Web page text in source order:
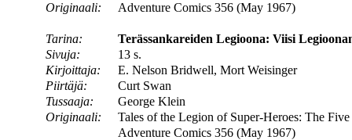
Originaali:
Adventure Comics 356 (May 1967)
Tarina:
Terässankareiden Legioona: Viisi
Sivuja:
13 s.
Kirjoittaja:
E. Nelson Bridwell, Mort Weisinger
Piirtäjä:
Curt Swan
Tussaaja:
George Klein
Originaali:
Tales of the Legion of Super-Heroes: The
Adventure Comics 356 (May 1967)